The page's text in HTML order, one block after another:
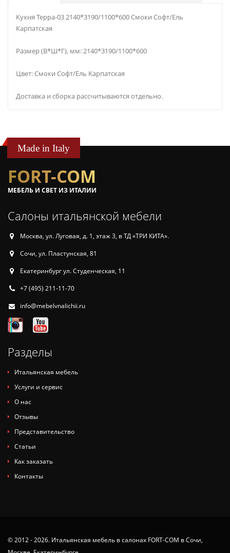
Кухня Терра-03 2140*3190/1100*600 Смоки Софт/Ель
Карпатская
Размер (В*Ш*Г), мм: 2140*3190/1100*600
Цвет: Смоки Софт/Ель Карпатская
Доставка и сборка рассчитываются отдельно.
Made in Italy
FORT-COM
МЕБЕЛЬ И СВЕТ ИЗ ИТАЛИИ
Салоны итальянской мебели
Москва, ул. Луговая, д. 1, этаж 3, в ТД «ТРИ КИТА».
Сочи, ул. Пластунская, 81
Екатеринбург ул. Студенческая, 11
+7 (495) 211-11-70
info@mebelvnalichii.ru
Разделы
Итальянская мебель
Услуги и сервис
О нас
Отзывы
Представительство
Статьи
Как заказать
Контакты
© 2012 - 2026. Итальянская мебель в салонах FORT-COM в Сочи,